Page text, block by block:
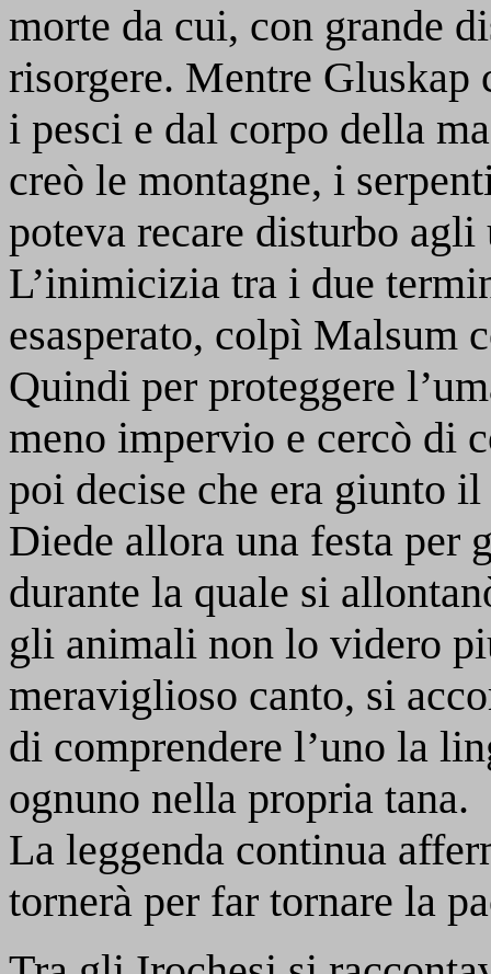
morte da cui, con grande
risorgere. Mentre
i pesci e dal corpo della
creò le montagne, i
poteva recare disturbo
L’inimicizia tra i due
esasperato, colpì Malsum
Quindi per proteggere
meno impervio e cercò di
poi decise che era giunto
Diede allora una festa
durante la quale si
gli animali non lo videro
meraviglioso canto, si
di comprendere l’uno la
ognuno nella propria tana.
La leggenda continua
tornerà per far tornare la